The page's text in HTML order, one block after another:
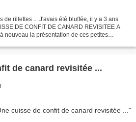
de rillettes ... J'avais été bluffée, il y a 3 ans
DE CONFIT DE CANARD REVISITEE A
nouveau la présentation de ces petites
de canard revisitée ...